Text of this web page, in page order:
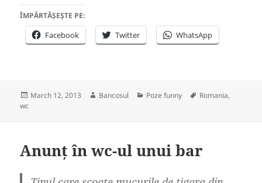
ÎMPĂRTĂȘEȘTE PE:
Facebook Twitter WhatsApp
Posted
March 12, 2013 Author
Bancosul Categories
Poze funny Tags
Romania,
wc
Anunț în wc-ul unui bar